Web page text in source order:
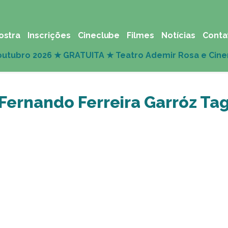
Inscrições Cineclube Filmes Notícias
Ferreira Garróz